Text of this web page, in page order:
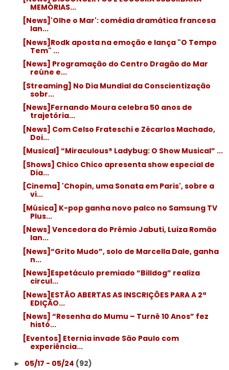
MEMÓRIAS...
[News]'Olhe o Mar': comédia dramática francesa
lan...
[News]Rodk aposta na emoção e lança "O Tempo
Tem" ...
[News] Programação do Centro Dragão do Mar
reúne e...
[Streaming] No Dia Mundial da Conscientização
sobr...
[News]Fernando Moura celebra 50 anos de
trajetória...
[News] Com Celso Frateschi e Zécarlos Machado,
Doi...
[Musical] “Miraculous® Ladybug: O Show Musical” ...
[Shows] Chico Chico apresenta show especial de
Dia...
[Cinema] 'Chopin, uma Sonata em Paris', sobre a
vi...
[Música] K-pop ganha novo palco no Samsung TV
Plus...
[News] Vencedora do Prêmio Jabuti, Luiza Romão
lan...
[News]“Grito Mudo”, solo de Marcella Dale, ganha
n...
[News]Espetáculo premiado “Billdog” realiza
circul...
[News]ESTÃO ABERTAS AS INSCRIÇÕES PARA A 2ª
EDIÇÃO...
[News] “Resenha do Mumu – Turnê 10 Anos” fez
histó...
[Eventos] Eternia invade São Paulo com
experiência...
► 05/17 - 05/24 (92)